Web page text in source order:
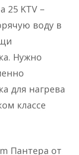
25 KTV –
воду в
Нужно
для нагрева
классе
Пантера от